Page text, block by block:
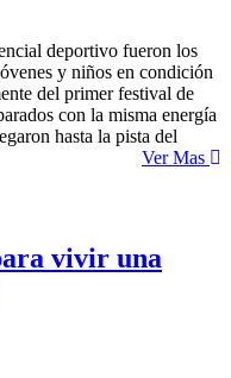
deportivo fueron los
y niños en condición
del primer festival de
con la misma energía
hasta la pista del
Ver Mas
vivir una